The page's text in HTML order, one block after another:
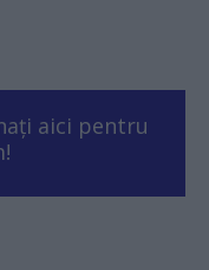
aici pentru